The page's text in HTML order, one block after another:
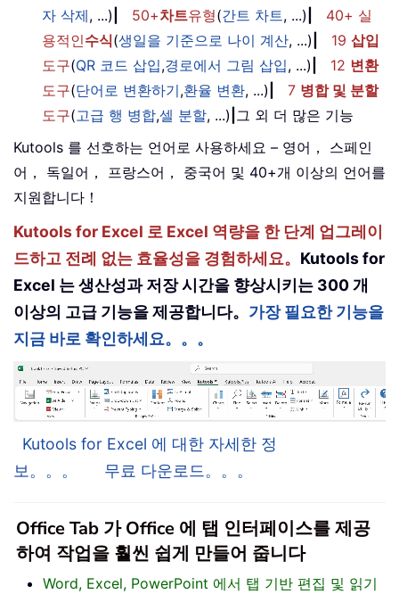
자 삭제, ...) 50+차트유형(간트 차트, ...)
40+ 실
용적인수식(생일을 기준으로 나이 계산, ...) 19 삽입
도구(QR 코드 삽입,경로에서 그림 삽입, ...) 12 변환
도구(단어로 변환하기,환율 변환, ...) 7 병합 및 분할
도구(고급 행 병합,셀 분할, ...) 그 외 더 많은 기능
Kutools 를 선호하는 언어로 사용하세요 – 영어， 스페인
어， 독일어， 프랑스어， 중국어 및 40+개 이상의 언어를
지원합니다！
Kutools for Excel 로 Excel 역량을 한 단계 업그레이
드하고 전례 없는 효율성을 경험하세요。 Kutools for
Excel 는 생산성과 저장 시간을 향상시키는 300 개
이상의 고급 기능을 제공합니다。 가장 필요한 기능을
지금 바로 확인하세요。。。
Kutools for Excel 에 대한 자세한 정
보。。。
무료 다운로드。。。
Office Tab 가 Office 에 탭 인터페이스를 제공
하여 작업을 훨씬 쉽게 만들어 줍니다
Word, Excel, PowerPoint 에서 탭 기반 편집 및 읽기